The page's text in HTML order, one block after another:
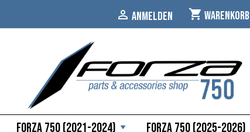
 ANMELDEN shopping_cart Warenkorb
Forza 750 (2021-2024) Forza 750 (2025-2026)